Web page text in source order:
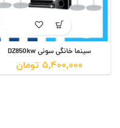
سینما خانگی سونی DZ850kw
۵,۴۰۰,۰۰۰ تومان